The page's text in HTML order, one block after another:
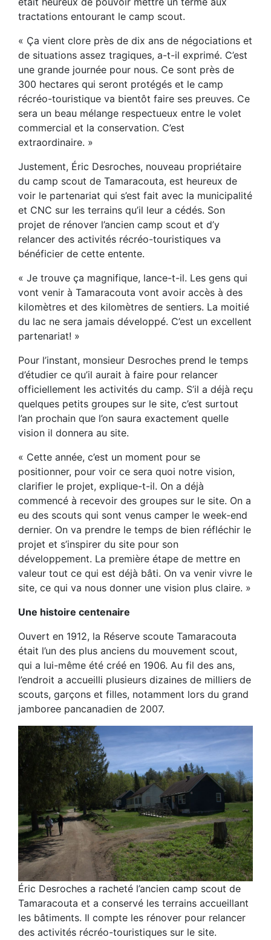
tractations entourant le camp scout.
« Ça vient clore près de dix ans de négociations et
de situations assez tragiques, a-t-il exprimé. C’est
une grande journée pour nous. Ce sont près de
300 hectares qui seront protégés et le camp
récréo-touristique va bientôt faire ses preuves. Ce
sera un beau mélange respectueux entre le volet
commercial et la conservation. C’est
extraordinaire. »
Justement, Éric Desroches, nouveau propriétaire
du camp scout de Tamaracouta, est heureux de
voir le partenariat qui s’est fait avec la municipalité
et CNC sur les terrains qu’il leur a cédés. Son
projet de rénover l’ancien camp scout et d’y
relancer des activités récréo-touristiques va
bénéficier de cette entente.
« Je trouve ça magnifique, lance-t-il. Les gens qui
vont venir à Tamaracouta vont avoir accès à des
kilomètres et des kilomètres de sentiers. La moitié
du lac ne sera jamais développé. C’est un excellent
partenariat! »
Pour l’instant, monsieur Desroches prend le temps
d’étudier ce qu’il aurait à faire pour relancer
officiellement les activités du camp. S’il a déjà reçu
quelques petits groupes sur le site, c’est surtout
l’an prochain que l’on saura exactement quelle
vision il donnera au site.
« Cette année, c’est un moment pour se
positionner, pour voir ce sera quoi notre vision,
clarifier le projet, explique-t-il. On a déjà
commencé à recevoir des groupes sur le site. On a
eu des scouts qui sont venus camper le week-end
dernier. On va prendre le temps de bien réfléchir le
projet et s’inspirer du site pour son
développement. La première étape de mettre en
valeur tout ce qui est déjà bâti. On va venir vivre le
site, ce qui va nous donner une vision plus claire. »
Une histoire centenaire
Ouvert en 1912, la Réserve scoute Tamaracouta
était l’un des plus anciens du mouvement scout,
qui a lui-même été créé en 1906. Au fil des ans,
l’endroit a accueilli plusieurs dizaines de milliers de
scouts, garçons et filles, notamment lors du grand
jamboree pancanadien de 2007.
Éric Desroches a racheté l’ancien camp scout de
Tamaracouta et a conservé les terrains accueillant
les bâtiments. Il compte les rénover pour relancer
des activités récréo-touristiques sur le site.